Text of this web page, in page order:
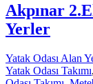
Akpınar
Yerler
Yatak Odası Alan
Yatak Odası Takımı,